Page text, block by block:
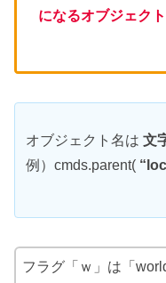
になるオブジェク
オブジェクト名は 文
例）cmds.parent(
フラグ「ｗ」は「